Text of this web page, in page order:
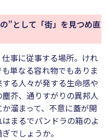
”として「街」を見つめ直
事に従事する場所。けれ
単なる容れ物でもありま
る人々が発する生命感や
芥、通りすがりの異邦人
溜まって、不意に蓋が開
まるでパンドラの箱のよ
でしょうか。